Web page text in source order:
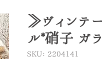
≫ヴィンテ
ル*硝子 ガ
SKU： 2204141